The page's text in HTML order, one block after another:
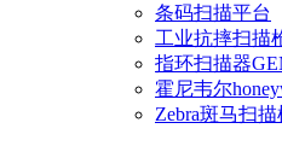
条码扫描平台
工业抗摔扫描
指环扫描器
霍尼韦尔
Zebra斑马扫